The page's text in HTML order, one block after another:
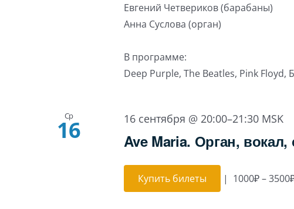
Евгений Четвериков (барабаны)
Анна Суслова (орган)
В программе:
Deep Purple, The Beatles, Pink
Ср
16 16 сентября @ 20:00–21:30 MSK
Ave Maria. Орган, вокал,
Купить билеты | 1000₽ –